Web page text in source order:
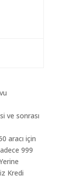
ve sonrası
aracı için
999
Kredi